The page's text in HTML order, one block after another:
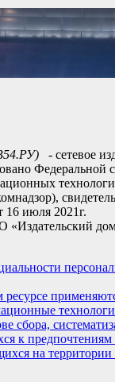
- сетевое
Федеральной
июля 2021г.
сбора,
к предпочтениям
на территории